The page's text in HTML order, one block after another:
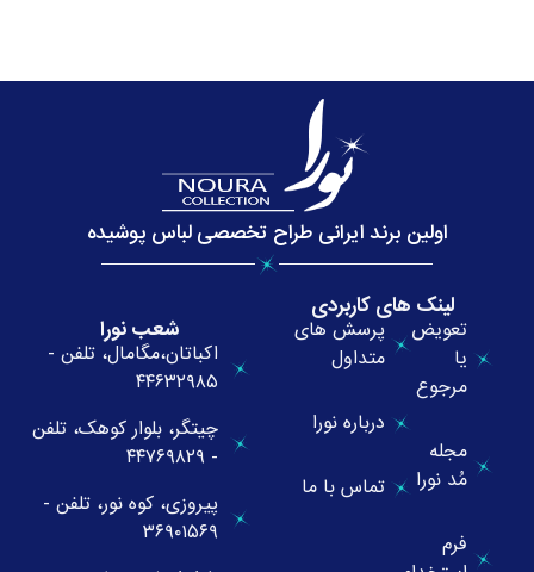
اولین برند ایرانی طراح تخصصی لباس پوشیده
لینک های کاربردی
تعویض
یا
مرجوع
مجله
مُد نورا
فرم
پرسش های
متداول
درباره نورا
تماس با ما
شعب نورا
اکباتان،مگامال، تلفن -
۴۴۶۳۲۹۸۵
چیتگر، بلوار کوهک، تلفن
- ۴۴۷۶۹۸۲۹
پیروزی، کوه نور، تلفن -
۳۶۹۰۱۵۶۹